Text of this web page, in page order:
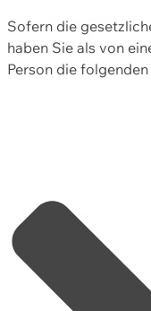
Sofern die
haben Sie als von
Person die folgenden